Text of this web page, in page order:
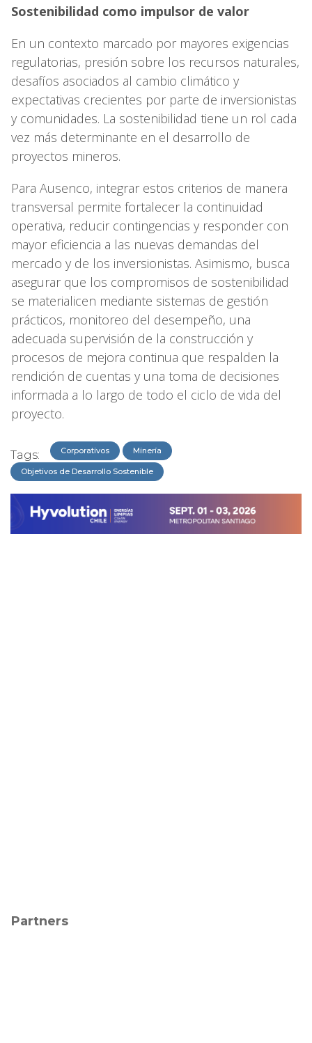
Sostenibilidad como impulsor de valor
En un contexto marcado por mayores exigencias
regulatorias, presión sobre los recursos naturales,
desafíos asociados al cambio climático y
expectativas crecientes por parte de inversionistas
y comunidades. La sostenibilidad tiene un rol cada
vez más determinante en el desarrollo de
proyectos mineros.
Para Ausenco, integrar estos criterios de manera
transversal permite fortalecer la continuidad
operativa, reducir contingencias y responder con
mayor eficiencia a las nuevas demandas del
mercado y de los inversionistas. Asimismo, busca
asegurar que los compromisos de sostenibilidad
se materialicen mediante sistemas de gestión
prácticos, monitoreo del desempeño, una
adecuada supervisión de la construcción y
procesos de mejora continua que respalden la
rendición de cuentas y una toma de decisiones
informada a lo largo de todo el ciclo de vida del
proyecto.
Tags: Corporativos Minería
Objetivos de Desarrollo Sostenible
Partners